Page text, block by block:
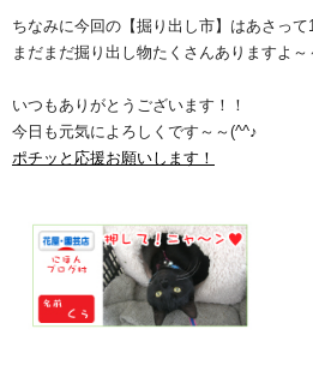
ちなみに今回の【掘り出し市】はあさって
まだまだ掘り出し物たくさんありますよ～
いつもありがとうございます！！
今日も元気によろしくです～～(^^♪
ポチッと応援お願いします！